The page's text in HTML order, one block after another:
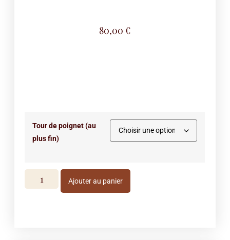
80,00 €
Tour de poignet (au
plus fin)
Ajouter au panier